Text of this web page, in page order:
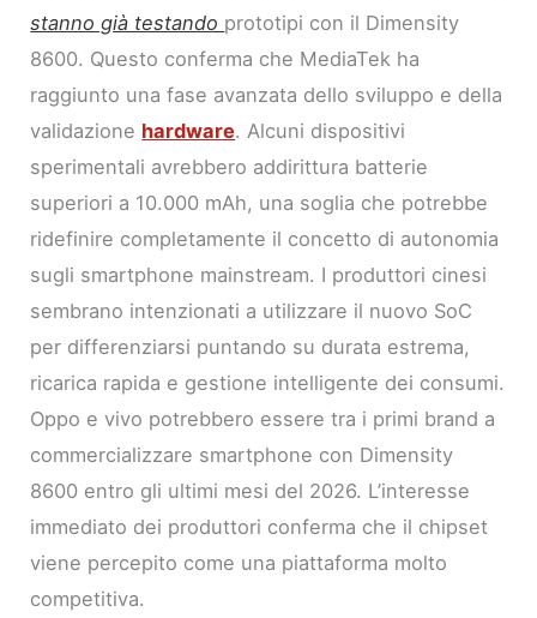
stanno già testando prototipi con il Dimensity
8600. Questo conferma che MediaTek ha
raggiunto una fase avanzata dello sviluppo e della
validazione hardware. Alcuni dispositivi
sperimentali avrebbero addirittura batterie
superiori a 10.000 mAh, una soglia che potrebbe
ridefinire completamente il concetto di autonomia
sugli smartphone mainstream. I produttori cinesi
sembrano intenzionati a utilizzare il nuovo SoC
per differenziarsi puntando su durata estrema,
ricarica rapida e gestione intelligente dei consumi.
Oppo e vivo potrebbero essere tra i primi brand a
commercializzare smartphone con Dimensity
8600 entro gli ultimi mesi del 2026. L’interesse
immediato dei produttori conferma che il chipset
viene percepito come una piattaforma molto
competitiva.